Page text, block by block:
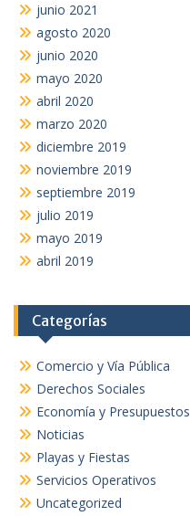
junio 2021
agosto 2020
junio 2020
mayo 2020
abril 2020
marzo 2020
diciembre 2019
noviembre 2019
septiembre 2019
julio 2019
mayo 2019
abril 2019
Categorías
Comercio y Vía Pública
Derechos Sociales
Economía y Presupuestos
Noticias
Playas y Fiestas
Servicios Operativos
Uncategorized